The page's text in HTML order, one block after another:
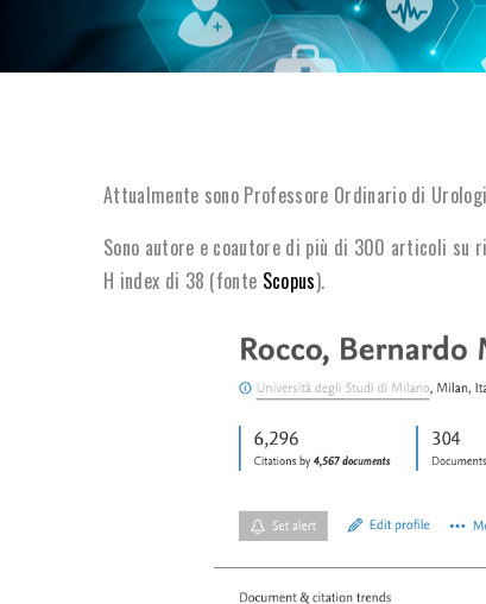
Attualmente sono Professore Ordinario di
Sono autore e coautore di più di 300 articoli su
H index di 38 (fonte Scopus).